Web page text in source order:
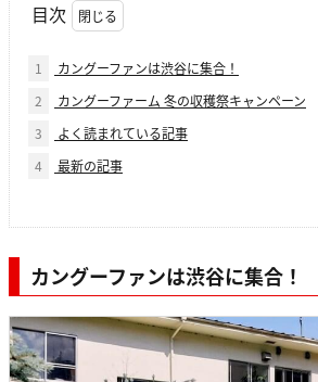
目次
1
カングーファンは渋谷に集合！
2
カングーファーム 冬の収穫祭キャンペーン
3
よく読まれている記事
4
最新の記事
カングーファンは渋谷に集合！